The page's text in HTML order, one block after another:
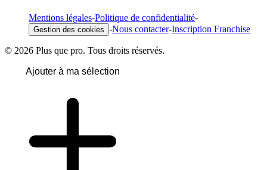
Mentions légales-Politique de confidentialité-
Gestion des cookies -Nous contacter-Inscription Franchise
© 2026 Plus que pro. Tous droits réservés.
Ajouter à ma sélection